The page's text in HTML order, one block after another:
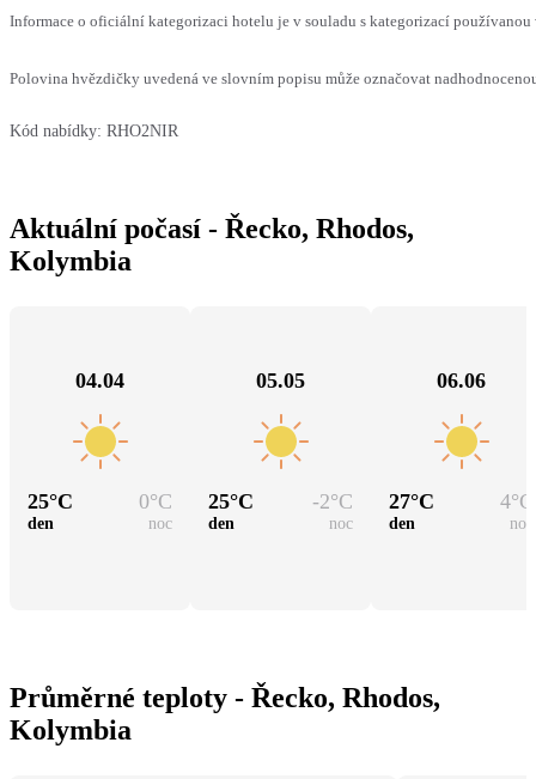
Informace o oficiální kategorizaci hotelu je v souladu s kategorizací
Polovina hvězdičky uvedená ve slovním popisu může označovat
Kód nabídky: RHO2NIR
Aktuální počasí - Řecko, Rhodos,
Kolymbia
04.04
25°C 0°C
den noc
05.05
25°C -2°C
den noc
06.06
27°C 4°C
den noc
Průměrné teploty - Řecko, Rhodos,
Kolymbia